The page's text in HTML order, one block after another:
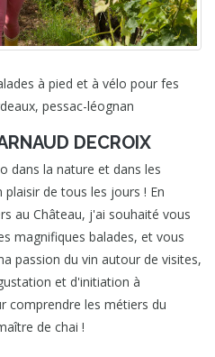
à pied et à vélo pour fes
pessac-léognan
DECROIX
dans la nature et dans les
plaisir de tous les jours ! En
au Château, j'ai souhaité vous
magnifiques balades, et vous
passion du vin autour de visites,
et d'initiation à
comprendre les métiers du
de chai !